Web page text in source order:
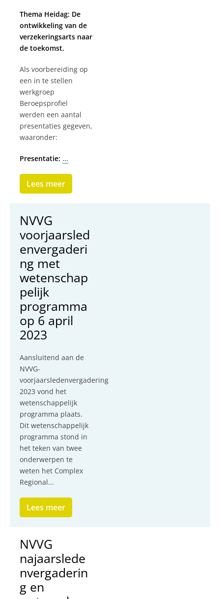
Thema Heidag: De
ontwikkeling van de
verzekeringsarts naar
de toekomst.
Als voorbereiding op
een in te stellen
werkgroep
Beroepsprofiel
werden een aantal
presentaties gegeven,
waaronder:
Presentatie: ...
Lees meer
NVVG
voorjaarsled
envergaderi
ng met
wetenschap
pelijk
programma
op 6 april
2023
Aansluitend aan de
NVVG-
voorjaarsledenvergadering
2023 vond het
wetenschappelijk
programma plaats.
Dit wetenschappelijk
programma stond in
het teken van twee
onderwerpen te
weten het Complex
Regional...
Lees meer
NVVG
najaarslede
nvergaderin
g en